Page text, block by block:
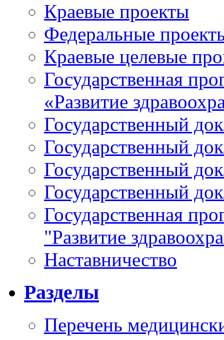
Краевые проекты
Федеральные
Краевые целевые
Государственная
«Развитие
Государственный
Государственный
Государственный
Государственный
Государственная
"Развитие
Наставничество
Разделы
Перечень